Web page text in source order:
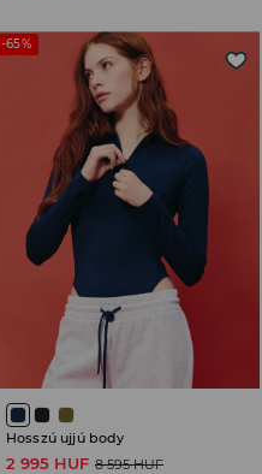
-65%
Hosszú ujjú body
2 995 HUF 8 595 HUF